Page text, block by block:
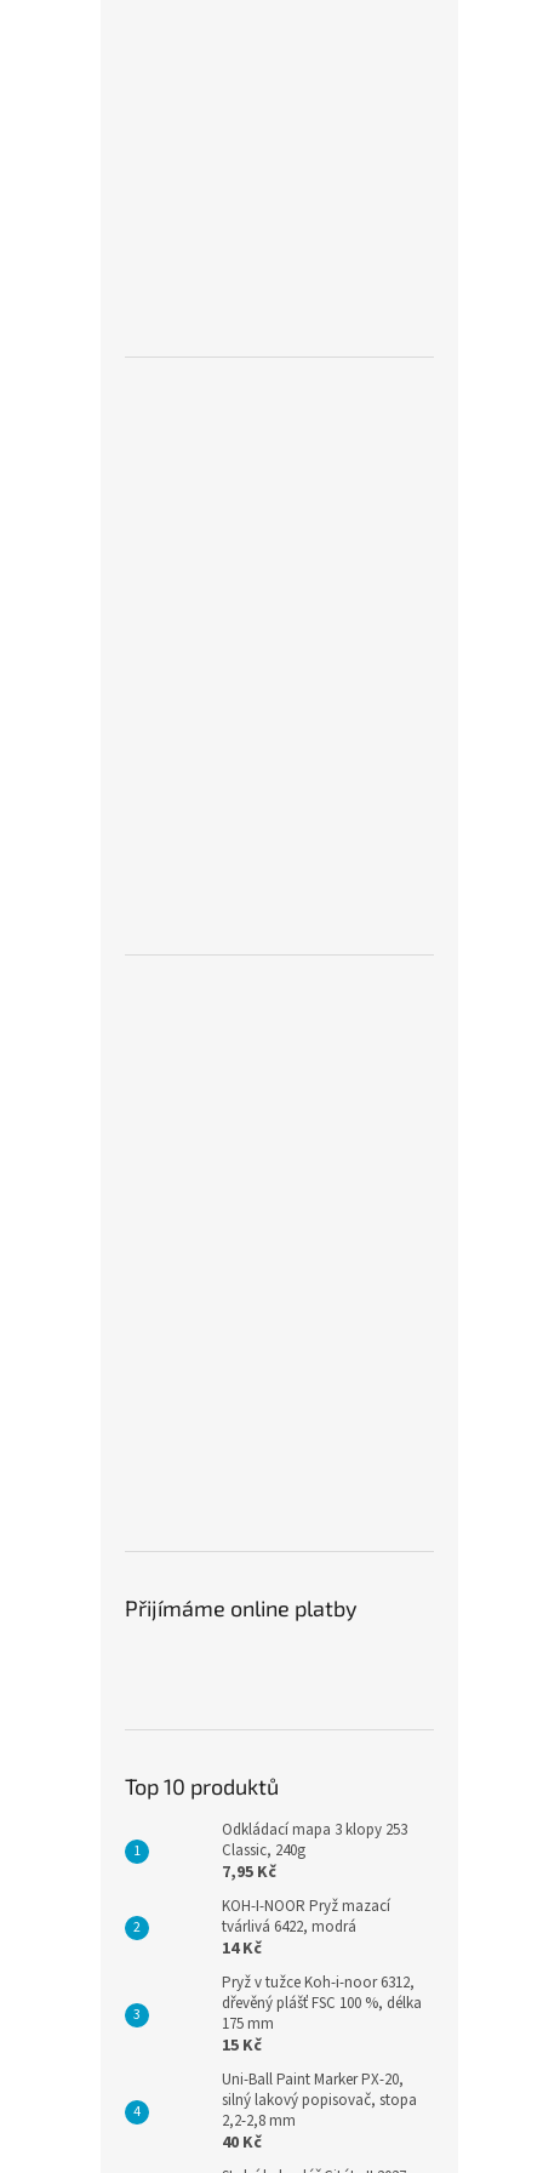
Přijímáme online platby
Top 10 produktů
Odkládací mapa 3 klopy 253
Classic, 240g
7,95 Kč
KOH-I-NOOR Pryž mazací
tvárlivá 6422, modrá
14 Kč
Pryž v tužce Koh-i-noor 6312,
dřevěný plášť FSC 100 %, délka
175 mm
15 Kč
Uni-Ball Paint Marker PX-20,
silný lakový popisovač, stopa
2,2-2,8 mm
40 Kč